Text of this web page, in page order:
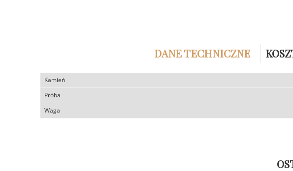
DANE TECHNICZNE
Kamień
Próba
Waga